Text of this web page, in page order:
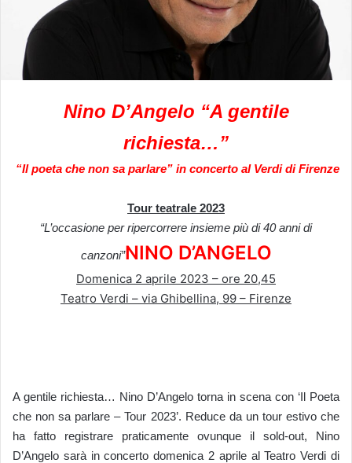
Nino D’Angelo “A gentile
richiesta…”
“Il poeta che non sa parlare” in concerto al Verdi di Firenze
Tour teatrale 2023
“L’occasione per ripercorrere insieme più di 40 anni di
canzoni”NINO D’ANGELO
Domenica 2 aprile 2023 – ore 20,45
Teatro Verdi – via Ghibellina, 99 – Firenze
A gentile richiesta… Nino D’Angelo torna in scena con ‘Il Poeta
che non sa parlare – Tour 2023’. Reduce da un tour estivo che
ha fatto registrare praticamente ovunque il sold-out, Nino
D’Angelo sarà in concerto domenica 2 aprile al Teatro Verdi di